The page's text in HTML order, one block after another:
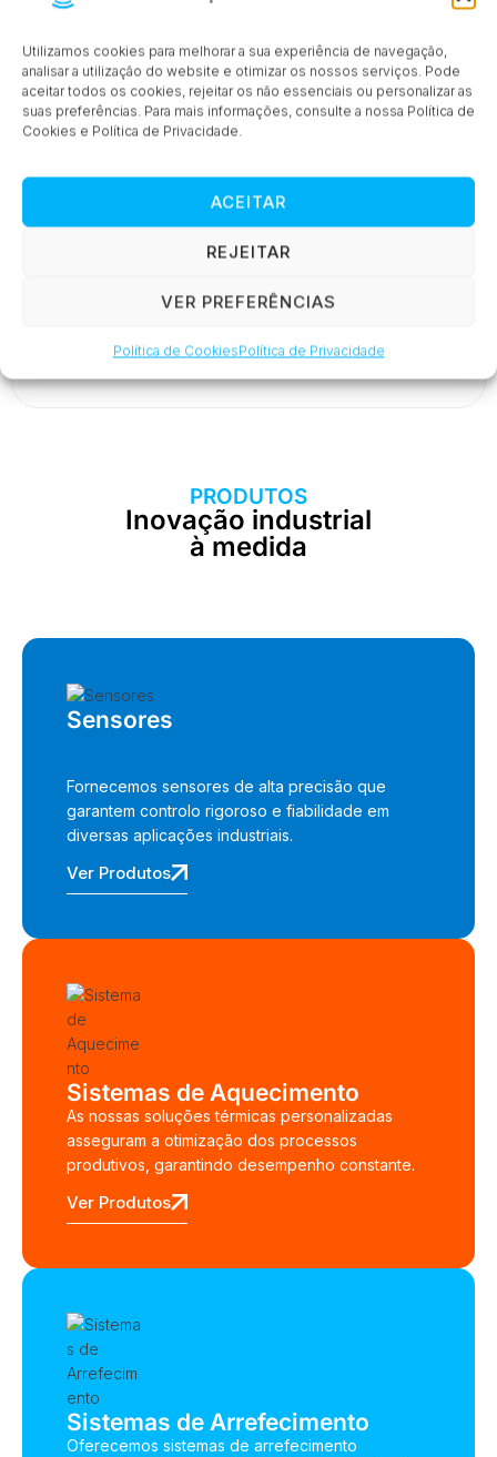
Utilizamos cookies para melhorar a sua experiência de navegação,
analisar a utilização do website e otimizar os nossos serviços. Pode
aceitar todos os cookies, rejeitar os não essenciais ou personalizar as
suas preferências. Para mais informações, consulte a nossa Política de
Cookies e Política de Privacidade.
ACEITAR
REJEITAR
VER PREFERÊNCIAS
Política de CookiesPolítica de Privacidade
Série M8coolHB
Série 21Zio
PRODUTOS
Inovação industrial
à medida
Sensores
Fornecemos sensores de alta precisão que
garantem controlo rigoroso e fiabilidade em
diversas aplicações industriais.
Ver Produtos
Sistemas de Aquecimento
As nossas soluções térmicas personalizadas
asseguram a otimização dos processos
produtivos, garantindo desempenho constante.
Ver Produtos
Sistemas de Arrefecimento
Oferecemos sistemas de arrefecimento